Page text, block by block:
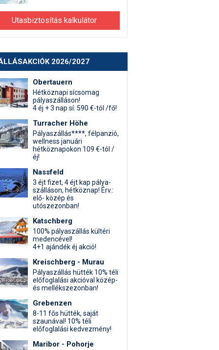
Utasbiztosítás kalkulátor
2026/2027
Obertauern
Hétköznapi sícsomag
pályaszálláson!
4 éj + 3 nap sí: 590 €-tól /fő!
Turracher Höhe
Pályaszállás****, félpanzió,
wellness januári
hétköznapokon 109 €-tól /
éj!
Nassfeld
3 éjt fizet, 4 éjt kap pálya-
szálláson, hétköznap! Érv.:
elő- közép és
utószezonban!
Katschberg
100% pályaszállás kültéri
medencével!
4+1 ajándék éj akció!
Kreischberg - Murau
Pályaszállás hütték 10% téli
előfoglalási akcióval közép-
és mellékszezonban!
Grebenzen
8-11 fős hütték, saját
szaunával! 10% téli
előfoglalási kedvezmény!
Maribor - Pohorje